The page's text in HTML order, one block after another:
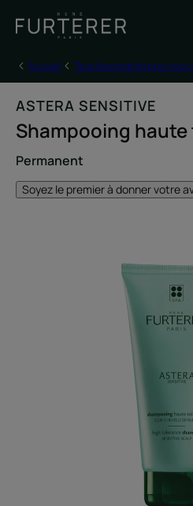
Accueil Tous les produits pour vos
ASTERA SENSITIVE
Shampooing
Permanent
Soyez le premier à donner votre